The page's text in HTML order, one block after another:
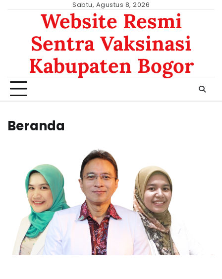
Sabtu, Agustus 8, 2026
Website Resmi
Sentra Vaksinasi
Kabupaten Bogor
Beranda